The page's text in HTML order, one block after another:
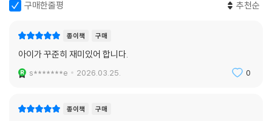
구매한줄평 추천순
종이책 구매
아이가 꾸준히 재미있어 합니다.
s*******e 2026.03.25. 0
종이책 구매